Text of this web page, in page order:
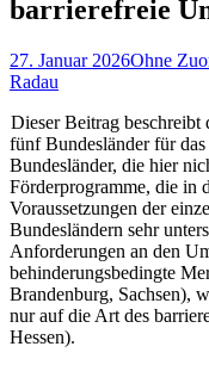
barrierefreie
27. Januar 2026Ohne
Radau
Dieser Beitrag beschreibt
fünf Bundesländer für
Bundesländer, die hier
Förderprogramme, die in
Voraussetzungen der
Bundesländern sehr
Anforderungen an den
behinderungsbedingte
Brandenburg, Sachsen),
nur auf die Art des
Hessen).